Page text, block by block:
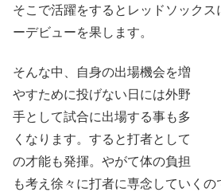
そこで活躍をするとレッドソックス
ーデビューを果します。
そんな中、自身の出場機会を増
やすために投げない日には外野
手として試合に出場する事も多
くなります。すると打者として
の才能も発揮。やがて体の負担
も考え徐々に打者に専念していくの